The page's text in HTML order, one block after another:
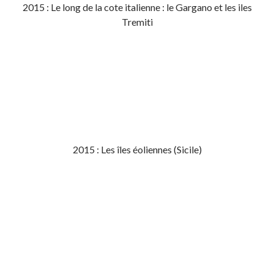
2015 : Le long de la cote italienne : le Gargano et les iles
Tremiti
2015 : Les îles éoliennes (Sicile)